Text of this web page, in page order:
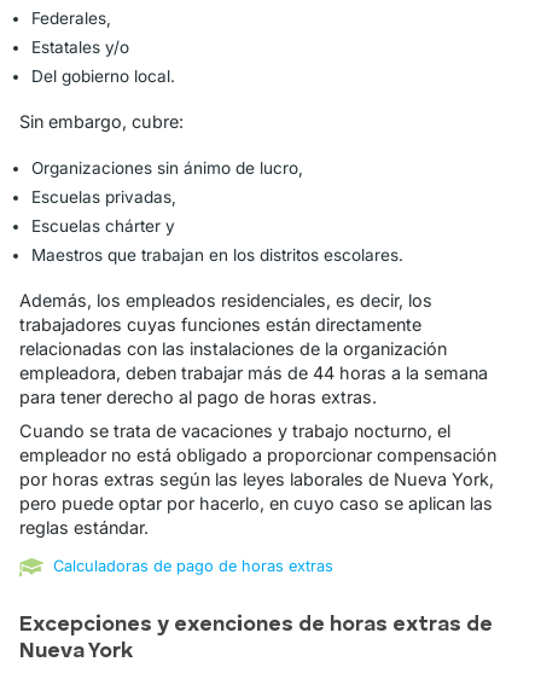
Federales,
Estatales y/o
Del gobierno local.
Sin embargo, cubre:
Organizaciones sin ánimo de lucro,
Escuelas privadas,
Escuelas chárter y
Maestros que trabajan en los distritos escolares.
Además, los empleados residenciales, es decir, los
trabajadores cuyas funciones están directamente
relacionadas con las instalaciones de la organización
empleadora, deben trabajar más de 44 horas a la semana
para tener derecho al pago de horas extras.
Cuando se trata de vacaciones y trabajo nocturno, el
empleador no está obligado a proporcionar compensación
por horas extras según las leyes laborales de Nueva York,
pero puede optar por hacerlo, en cuyo caso se aplican las
reglas estándar.
Calculadoras de pago de horas extras
Excepciones y exenciones de horas extras de
Nueva York